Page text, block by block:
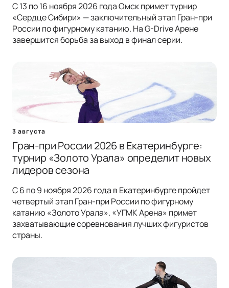
С 13 по 16 ноября 2026 года Омск примет турнир
«Сердце Сибири» — заключительный этап Гран-при
России по фигурному катанию. На G-Drive Арене
завершится борьба за выход в финал серии.
3 августа
Гран-при России 2026 в Екатеринбурге:
турнир «Золото Урала» определит новых
лидеров сезона
С 6 по 9 ноября 2026 года в Екатеринбурге пройдет
четвертый этап Гран-при России по фигурному
катанию «Золото Урала». «УГМК Арена» примет
захватывающие соревнования лучших фигуристов
страны.